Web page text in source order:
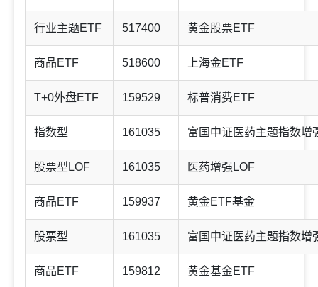
行业主题ETF 517400 黄金股票ETF
商品ETF 518600 上海金ETF
T+0外盘ETF 159529 标普消费ETF
指数型 161035 富国中证医药主题指数增
股票型LOF 161035 医药增强LOF
商品ETF 159937 黄金ETF基金
股票型 161035 富国中证医药主题指数增
商品ETF 159812 黄金基金ETF